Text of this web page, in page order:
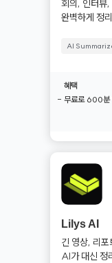
회의, 인터뷰
완벽하게 정
AI
혜택
- 무료로 600분
Lilys AI
긴 영상, 리
AI가 대신 정